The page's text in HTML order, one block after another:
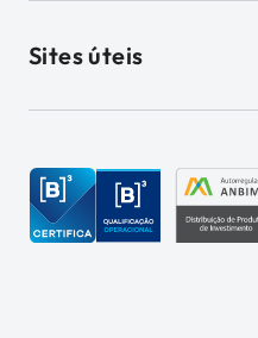
Sites úteis